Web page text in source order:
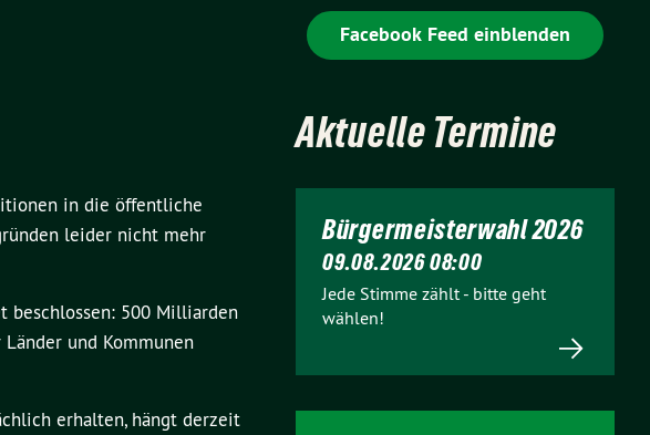
in die öffentliche
leider nicht mehr
beschlossen: 500 Milliarden
und Kommunen
erhalten, hängt derzeit
Facebook Feed einblenden
Aktuelle Termine
Bürgermeisterwahl 2026
09.08.2026 08:00
Jede Stimme zählt - bitte geht
wählen!